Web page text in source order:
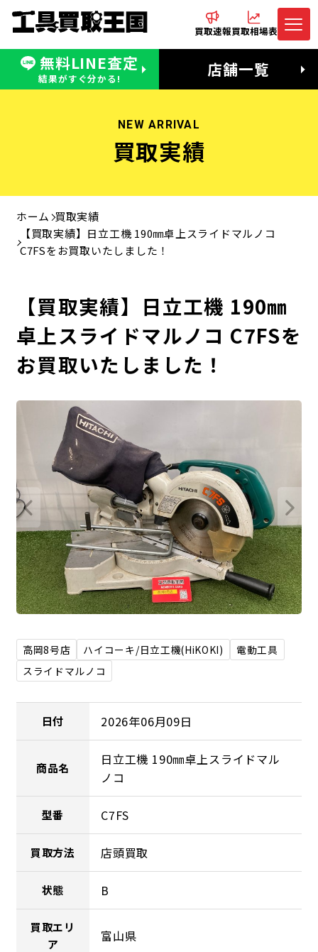
買取速報買取相場表
無料LINE査定
結果がすぐ分かる! 店舗一覧
無料LINE査定
受付：11:00〜19:00 木曜定休日
電話でお問合わせ
営業時間：11:00〜20:00
NEW ARRIVAL
買取実績
ホーム 買取実績
【買取実績】日立工機 190㎜卓上スライドマルノコ
C7FSをお買取いたしました！
【買取実績】日立工機 190㎜
卓上スライドマルノコ C7FSを
お買取いたしました！
高岡8号店 ハイコーキ/日立工機(HiKOKI)
電動工具
スライドマルノコ
日付 2026年06月09日
商品名
日立工機 190㎜卓上スライドマル
ノコ
型番 C7FS
買取方法 店頭買取
状態 B
買取エリ
ア
富山県